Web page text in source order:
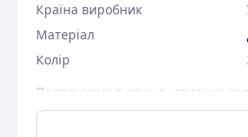
Країна виробник
Матеріал
Колір
Пропонуємо в оренду стильну
для свят, банкетів та інших